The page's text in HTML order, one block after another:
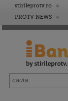
stirileprotv.ro
PROTV NEWS